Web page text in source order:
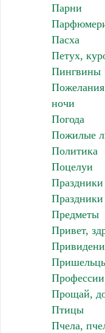
Парни
Пасха
Петух,
Пингвины
ночи
Погода
Пожилые
Политика
Поцелуи
Праздники
Праздники
Предметы
Привет,
Прощай,
Птицы
Пчела,